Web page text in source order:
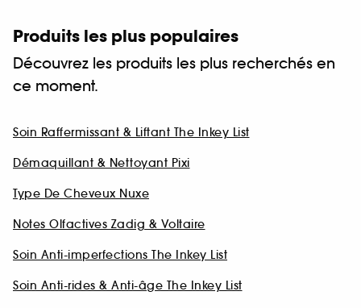
Produits les plus populaires
Découvrez les produits les plus recherchés en
ce moment.
Soin Raffermissant & Liftant The Inkey List
Démaquillant & Nettoyant Pixi
Type De Cheveux Nuxe
Notes Olfactives Zadig & Voltaire
Soin Anti-imperfections The Inkey List
Soin Anti-rides & Anti-âge The Inkey List